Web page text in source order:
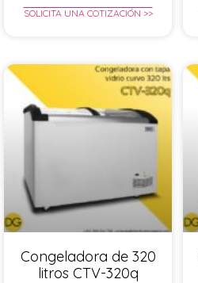
SOLICITA UNA COTIZACIÓN >>
Congeladora de 320
litros CTV-320q